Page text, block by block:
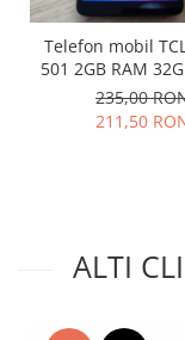
Placa de baza Allview
Alcatel
Apple
Telefon mobil
501 2GB RAM
impecabil
235,00
211,50
ALTI